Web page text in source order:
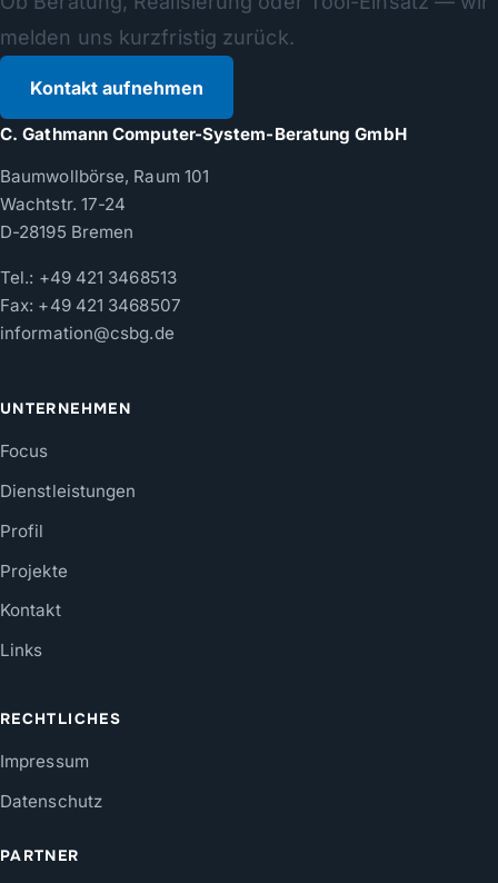
melden uns kurzfristig zurück.
Kontakt aufnehmen
C. Gathmann Computer-System-Beratung GmbH
Baumwollbörse, Raum 101
Wachtstr. 17-24
D-28195 Bremen
Tel.: +49 421 3468513
Fax: +49 421 3468507
information@csbg.de
UNTERNEHMEN
Focus
Dienstleistungen
Profil
Projekte
Kontakt
Links
RECHTLICHES
Impressum
Datenschutz
PARTNER